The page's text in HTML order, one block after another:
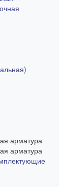
арматура
арматура